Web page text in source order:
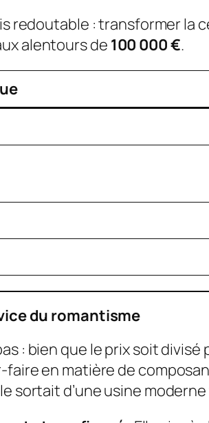
redoutable : transformer
alentours de100 000 €.
du romantisme
: bien que le prix soit
en matière de
sortait d’une usine